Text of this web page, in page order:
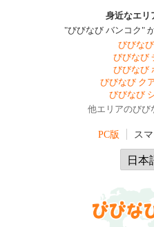
身近なエリ
"びびなび バンコク"
びびな
びびなび
びびなび
びびなび ク
びびなび
他エリアのびび
PC版 ス